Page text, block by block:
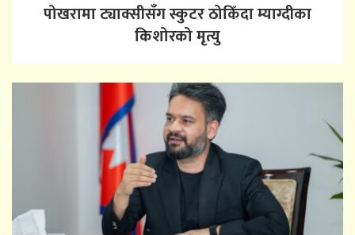
पोखरामा ट्याक्सीसँग स्कुटर ठोकिँदा म्याग्दीका
किशोरको मृत्यु